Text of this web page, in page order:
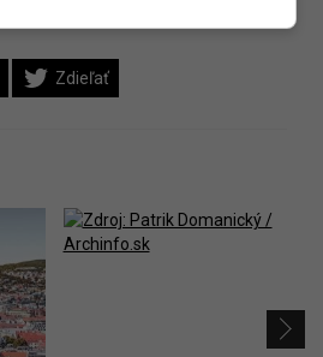
Zdieľať